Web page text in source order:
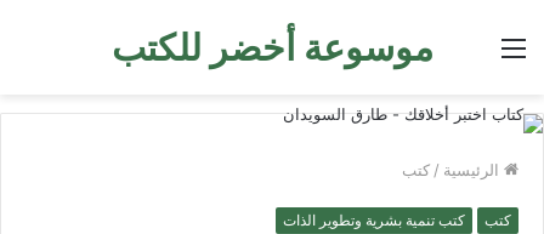
موسوعة أخضر للكتب القائمة
الرئيسية / كتب
كتب كتب تنمية بشرية وتطوير الذات